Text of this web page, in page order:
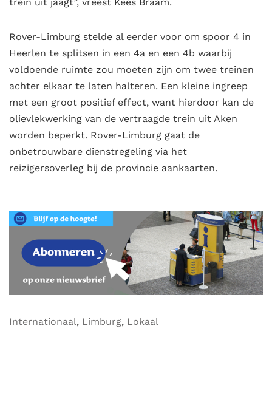
Rover-Limburg stelde al eerder voor om spoor 4 in
Heerlen te splitsen in een 4a en een 4b waarbij
voldoende ruimte zou moeten zijn om twee treinen
achter elkaar te laten halteren. Een kleine ingreep
met een groot positief effect, want hierdoor kan de
olievlekwerking van de vertraagde trein uit Aken
worden beperkt. Rover-Limburg gaat de
onbetrouwbare dienstregeling via het
reizigersoverleg bij de provincie aankaarten.
Internationaal, Limburg, Lokaal